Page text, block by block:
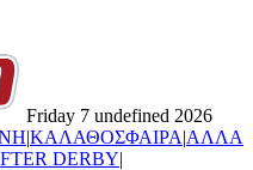
Friday 7 undefined 2026
|ΚΑΛΑΘΟΣΦΑΙΡΑ|ΑΛΛΑ
DERBY|